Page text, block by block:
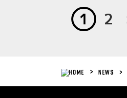
1 2
NEWS